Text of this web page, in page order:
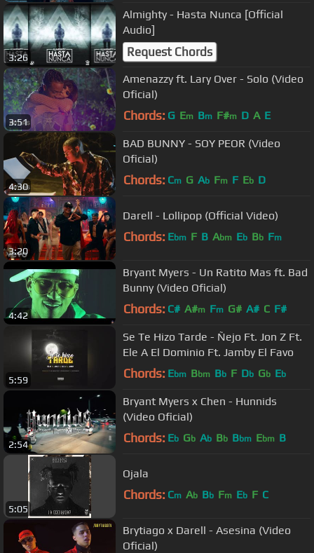
3:26
Almighty - Hasta Nunca [Official
Audio]
Request Chords
3:51
Amenazzy ft. Lary Over - Solo (Video
Oficial)
Chords: G Em Bm F#m D A E
4:30
BAD BUNNY - SOY PEOR (Video
Oficial)
Chords: Cm G Ab Fm F Eb D
3:20
Darell - Lollipop (Official Video)
Chords: Ebm F B Abm Eb Bb Fm
4:42
Bryant Myers - Un Ratito Mas ft. Bad
Bunny (Video Oficial)
Chords: C# A#m Fm G# A# C F#
5:59
Se Te Hizo Tarde - Ñejo Ft. Jon Z Ft.
Ele A El Dominio Ft. Jamby El Favo
Chords: Ebm Bbm Bb F Db Gb Eb
2:54
Bryant Myers x Chen - Hunnids
(Video Oficial)
Chords: Eb Gb Ab Bb Bbm Ebm B
5:05
Ojala
Chords: Cm Ab Bb Fm Eb F C
Brytiago x Darell - Asesina (Video
Oficial)